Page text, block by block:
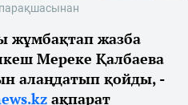
жұмбақтап жазба
Мереке Қалбаева
алаңдатып қойды, -
ақпарат